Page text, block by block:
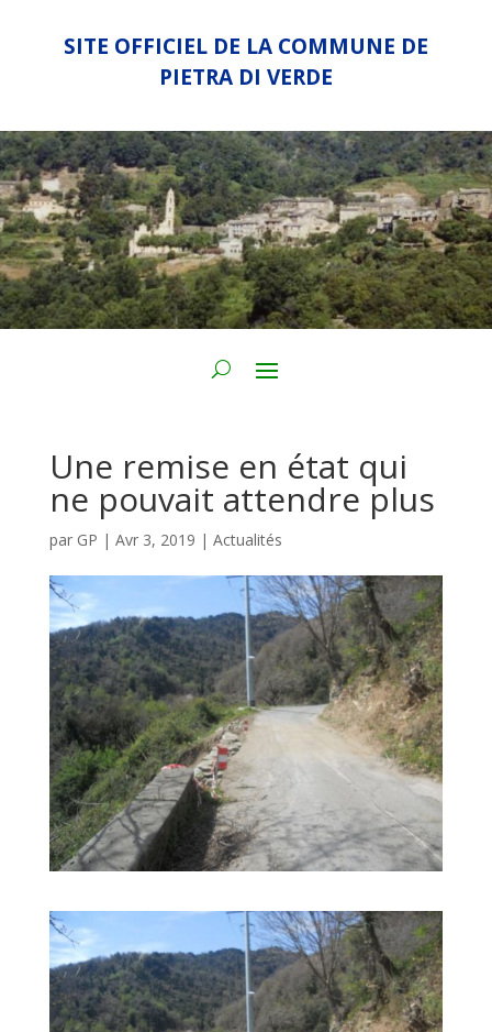
SITE OFFICIEL DE LA COMMUNE DE
PIETRA DI VERDE
Une remise en état qui
ne pouvait attendre plus
par GP | Avr 3, 2019 | Actualités